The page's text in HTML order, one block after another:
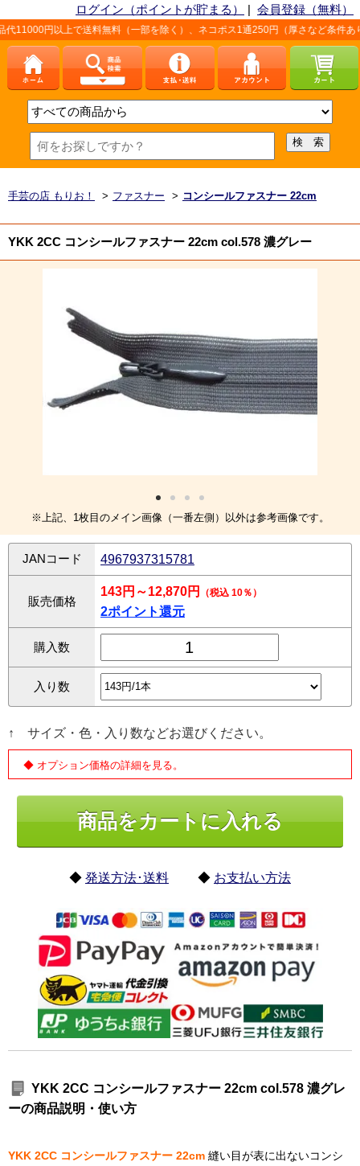
ログイン（ポイントが貯まる） | 会員登録（無料）
料無料（一部を除く）、ネコポス1通250円（厚さなど条件あり）。詳しくは
手芸の店 もりお！ > ファスナー > コンシールファスナー 22cm
YKK 2CC コンシールファスナー 22cm col.578 濃グレー
※上記、1枚目のメイン画像（一番左側）以外は参考画像です。
JANコード 4967937315781
販売価格
143円～12,870円 （税込 10％）
2ポイント還元
購入数
入り数
↑ サイズ・色・入り数などお選びください。
◆ オプション価格の詳細を見る。
◆ 発送方法･送料 ◆ お支払い方法
YKK 2CC コンシールファスナー 22cm col.578 濃グレ
ーの商品説明・使い方
YKK 2CC コンシールファスナー 22cm 縫い目が表に出ないコンシ